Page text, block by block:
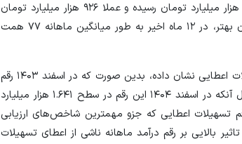
گزارش عملکرد بانک، این سرفصل به بیش از ۲.۲۳۰ هزار میلیارد تومان رسیده و عملا ۹۲۶ هزار میلیارد تومان
سپرده ظرف مدت یک سال جذب شده است. به بیان بهتر، در ۱۲ ماه اخیر به طور میانگین ماهانه ۷۷ همت
این رشد میزان سپرده‌ها، تاثیر خود را در رقم تسهیلات اعطایی نشان داده، بدین صورت که در اسفند ۱۴۰۳ رقم
تسهیلات اعطایی برابر با ۷۵۸ همت بوده است. حال آنکه در اسفند ۱۴۰۴ این رقم در سطح ۱.۶۴۱ هزار میلیارد
و این یعنی پرش ۱۱۱ درصدی رقم تسهیلات اعطایی که جزو مهمترین شاخص‌های ارزیابی
اعطایی تاثیر بالایی بر رقم درآمد ماهانه ناشی از اعطای تسهیلات